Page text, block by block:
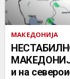
МАКЕДОНИЈА
и на